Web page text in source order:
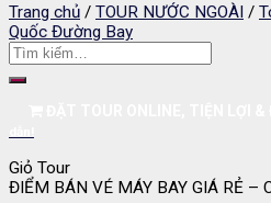
Trang chủ / TOUR NƯỚC NGOÀI /
Quốc Đường Bay
Giỏ Tour
ĐIỂM BÁN VÉ MÁY BAY GIÁ RẺ –